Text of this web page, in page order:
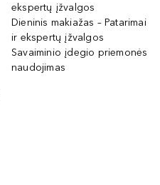
ekspertų įžvalgos
Dieninis makiažas – Patarimai
ir ekspertų įžvalgos
Savaiminio įdegio priemonės
naudojimas